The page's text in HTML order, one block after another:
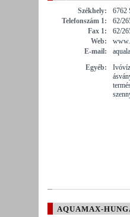
Székhely:
6762
Telefonszám 1:
62/
Fax 1:
62/
Web:
E-mail:
Egyéb:
AQUAMAX-